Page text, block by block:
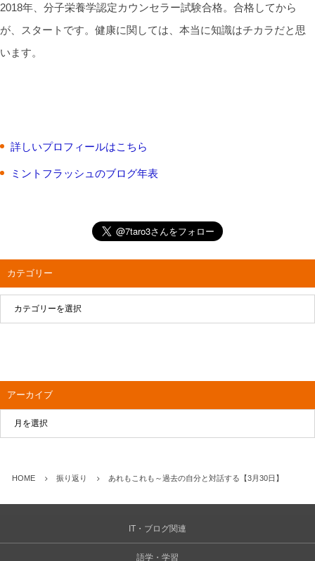
2018年、分子栄養学認定カウンセラー試験合格。合格してから
が、スタートです。健康に関しては、本当に知識はチカラだと思
います。
詳しいプロフィールはこちら
ミントフラッシュのブログ年表
カテゴリー
アーカイブ
HOME 振り返り あれもこれも～過去の自分と対話する【3月30日】
IT・ブログ関連
語学・学習